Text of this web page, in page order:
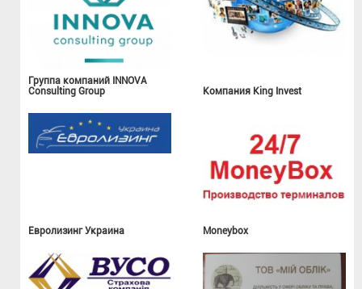
Группа компаний INNOVA
Consulting Group
Компания King Invest
Евролизинг Украина Moneybox